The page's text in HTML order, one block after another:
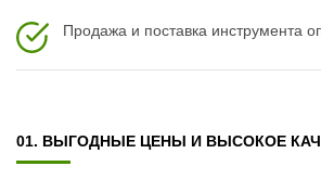
Продажа и поставка инструмента
01. ВЫГОДНЫЕ ЦЕНЫ И ВЫСОКОЕ